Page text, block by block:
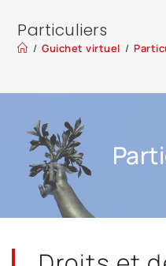
Particuliers
/ Guichet virtuel /